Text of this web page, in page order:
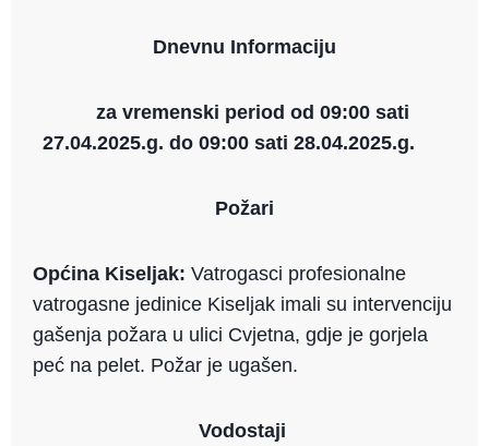
Dnevnu Informaciju
za vremenski period od 09:00 sati
27.04.2025.g. do 09:00 sati 28.04.2025.g.
Požari
Općina Kiseljak: Vatrogasci profesionalne
vatrogasne jedinice Kiseljak imali su intervenciju
gašenja požara u ulici Cvjetna, gdje je gorjela
peć na pelet. Požar je ugašen.
Vodostaji